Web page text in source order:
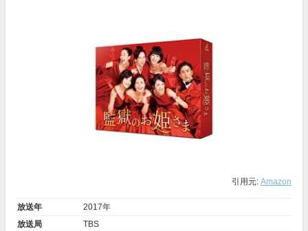
引用元: Amazon
放送年
2017年
放送局
TBS